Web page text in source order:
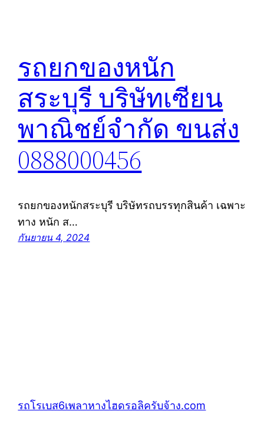
รถยกของหนัก
สระบุรี บริษัทเซียน
พาณิชย์จำกัด ขนส่ง
0888000456
รถยกของหนักสระบุรี บริษัทรถบรรทุกสินค้า เฉพาะ
ทาง หนัก ส…
กันยายน 4, 2024
รถโรเบส6เพลาหางไฮดรอลิครับจ้าง.com